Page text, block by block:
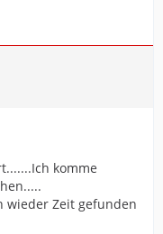
komme
wieder Zeit gefunden